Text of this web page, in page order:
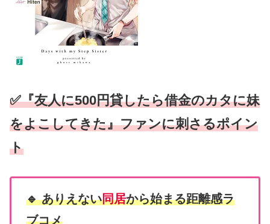
✅『友人に500円貸したら借金のカタに妹
をよこしてきた』ファンに刺さるポイン
ト
🔹 ありえない同居から始まる距離感ラ
ブコメ